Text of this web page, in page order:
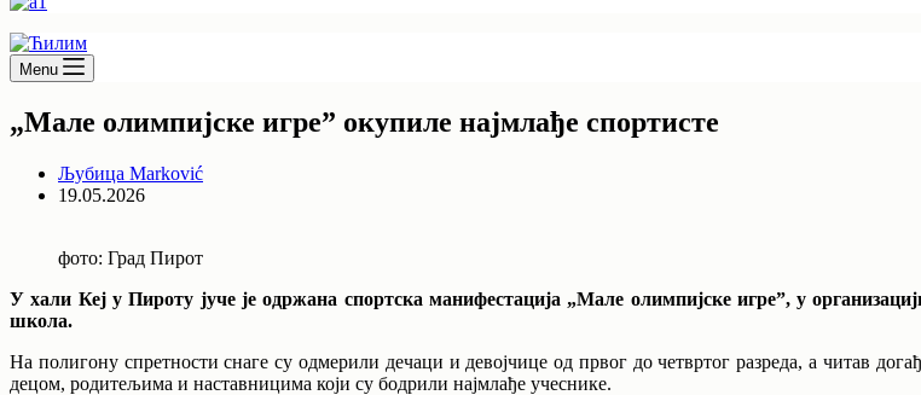
Menu
„Мале олимпијске игре” окупиле најмлађе спортисте
Љубица Marković
19.05.2026
фото: Град Пирот
У хали Кеј у Пироту јуче је одржана спортска манифестација „Мале олимпијске игре”, у
школа.
На полигону спретности снаге су одмерили дечаци и девојчице од првог до четвртог разреда, а читав
децом, родитељима и наставницима који су бодрили најмлађе учеснике.